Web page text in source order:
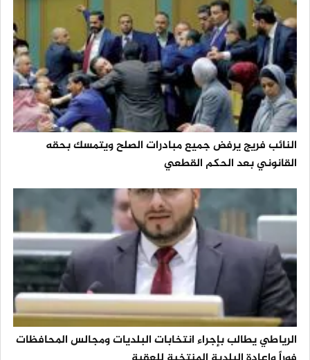
النائب فريج يرفض جميع مبادرات الصلح ويتمسك بحقه
القانوني بعد الحكم القطعي
الرياطي يطالب بإجراء انتخابات البلديات ومجالس المحافظات